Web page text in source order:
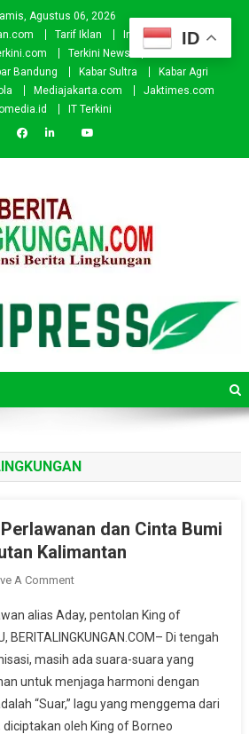
Agustus 06, 2026
Tarif Iklan Investor
Donasi
Terkini News
Kabar.id
Bandung Kabar Sultra
Kabar Agri
Mediajakarta.com
Jaktimes.com
IT Terkini
dan Cinta Bumi
Kalimantan
A CommentOn
Nyanyian
Perlawanan
Dan
Cinta
Bumi
Dari
alias Aday, pentolan King of
BERITALINGKUNGAN.COM– Di tengah
masih ada suara-suara yang
untuk menjaga harmoni dengan
“Suar,” lagu yang menggema dari
oleh King of Borneo
ID